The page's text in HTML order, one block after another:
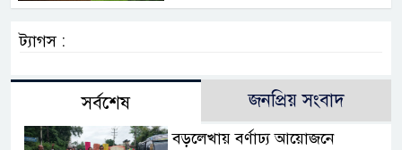
ট্যাগস :
সর্বশেষ জনপ্রিয় সংবাদ
বড়লেখায় বর্ণাঢ্য আয়োজনে